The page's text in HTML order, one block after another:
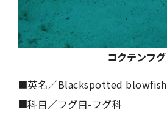
コクテンフグ
■英名／Blackspotted blowfish
■科目／フグ目-フグ科